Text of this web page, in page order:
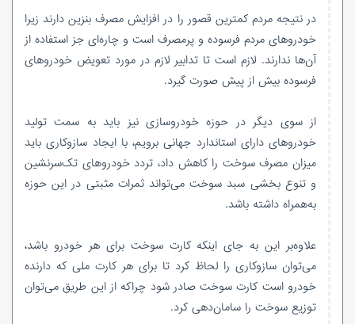
در نتیجه مردم کمترین قصور را در افزایش مصرف بنزین دارند زیرا
خودروهای مردم فرسوده و پرمصرف است و چاره‌ای جز استفاده از
آن‌ها ندارند. لازم است تا تدابیر لازم در مورد تعویض خودروهای
فرسوده بیش از پیش صورت گیرد.
از سوی دیگر در حوزه خودروسازی نیز باید به سمت تولید
خودروهای دارای استاندارد جهانی برویم، با ایجاد سازوکاری باید
میزان مصرف سوخت را کاهش داد، تردد خودروهای تک‌سرنشین
و تنوع بخشی سبد سوخت می‌تواند ثمرات مثبتی در این حوزه
به‌همراه داشته باشد.
علاوه‌بر این به جای اینکه کارت سوخت برای هر خودرو باشد،
می‌توان سازوکاری را لحاظ کرد تا برای هر کارت ملی که دارنده
خودرو است کارت سوخت صادر شود چراکه از این طریق می‌توان
توزیع سوخت را سامان‌دهی کرد.